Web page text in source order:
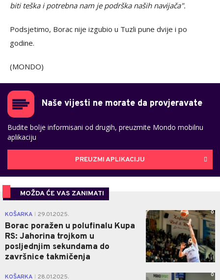
biti teška i potrebna nam je podrška naših navijača".
Podsjetimo, Borac nije izgubio u Tuzli pune dvije i po
godine.
(MONDO)
Naše vijesti ne morate da provjeravate
Budite bolje informisani od drugih, preuzmite Mondo mobilnu
aplikaciju
PREUZMI APLIKACIJU
MOŽDA ĆE VAS ZANIMATI
KOŠARKA 29.01.2025.
Borac poražen u polufinalu Kupa
RS: Jahorina trojkom u
posljednjim sekundama do
završnice takmičenja
0
KOŠARKA 28.01.2025. 0